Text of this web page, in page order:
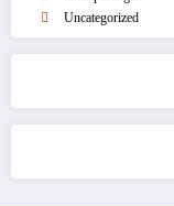
Uncategorized